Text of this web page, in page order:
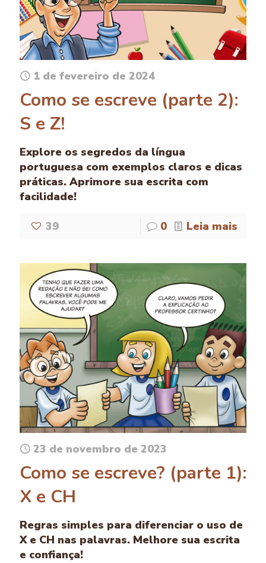
1 de fevereiro de 2024
Como se escreve (parte 2):
S e Z!
Explore os segredos da língua
portuguesa com exemplos claros e dicas
práticas. Aprimore sua escrita com
facilidade!
39 0 Leia mais
23 de novembro de 2023
Como se escreve? (parte 1):
X e CH
Regras simples para diferenciar o uso de
X e CH nas palavras. Melhore sua escrita
e confiança!